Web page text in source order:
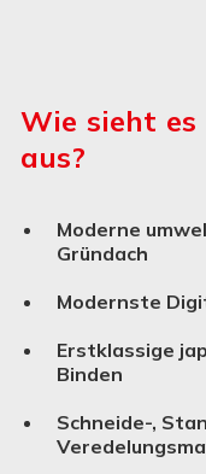
Wie sieht
aus?
Moderne
Gründach
Modernste
Erstklassige
Binden
Schneide-,